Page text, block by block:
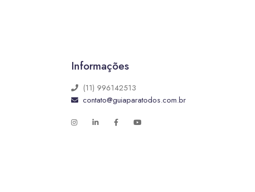
Informações
(11) 996142513
contato@guiaparatodos.com.br